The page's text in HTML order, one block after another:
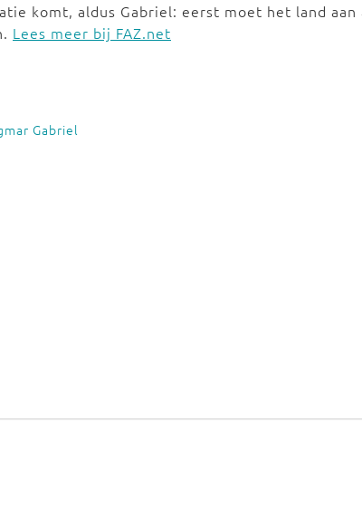
komt, aldus Gabriel: eerst moet het land aan
Lees meer bij FAZ.net
Gabriel